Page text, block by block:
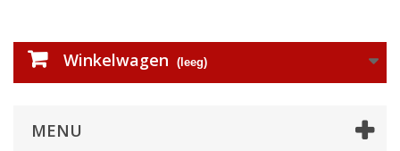
Winkelwagen (leeg)
MENU